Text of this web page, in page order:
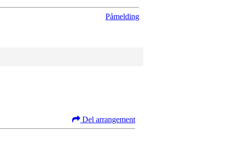
Påmelding
Del arrangement